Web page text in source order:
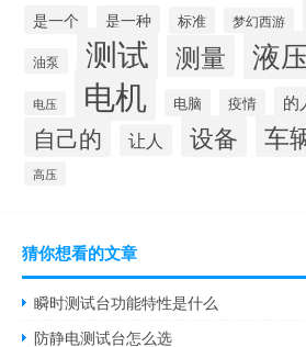
是一个 是一种 标准 梦幻西游
油泵 测试 测量 液
电压 电机 电脑 疫情 的
自己的 让人 设备 车
高压
猜你想看的文章
瞬时测试台功能特性是什么
防静电测试台怎么选